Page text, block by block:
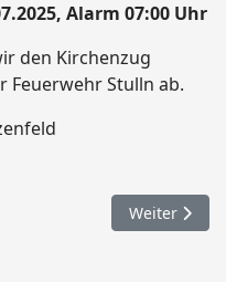
Alarm 07:00 Uhr
den Kirchenzug
Feuerwehr Stulln ab.
/ Stulln
Nächster
Weiter